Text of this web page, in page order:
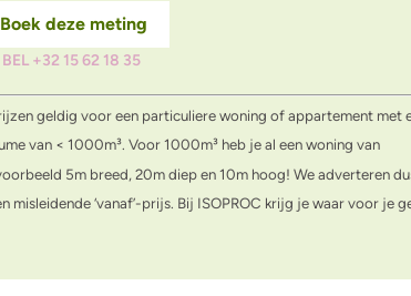
Boek deze meting
+32 15 62 18 35
geldig voor een particuliere woning of appartement met
van < 1000m³. Voor 1000m³ heb je al een woning van
5m breed, 20m diep en 10m hoog! We adverteren
misleidende ‘vanaf’-prijs. Bij ISOPROC krijg je waar voor je